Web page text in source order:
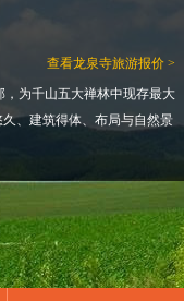
查看龙泉寺旅游报价 >
为千山五大禅林中现存最大
、建筑得体、布局与自然景